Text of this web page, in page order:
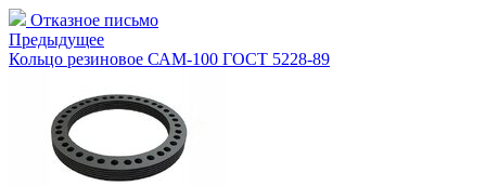
Отказное письмо
Предыдущее
Кольцо резиновое САМ-100 ГОСТ 5228-89